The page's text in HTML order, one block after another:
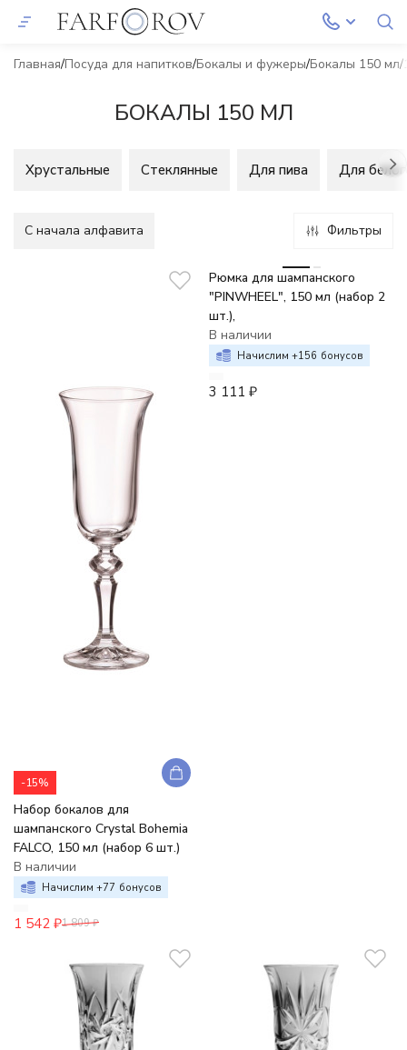
Главная Посуда для напитков Бокалы и фужеры Бокалы 150 мл
БОКАЛЫ 150 МЛ
Хрустальные Стеклянные Для пива Для
C начала алфавита Фильтры
-15%
Набор бокалов для
шампанского Crystal Bohemia
FALCO, 150 мл (набор 6 шт.)
В наличии
Начислим +77 бонусов
1 542 ₽1 809 ₽
Рюмка для шампанского
"PINWHEEL", 150 мл (набор 2
шт.),
В наличии
Начислим +156 бонусов
3 111 ₽